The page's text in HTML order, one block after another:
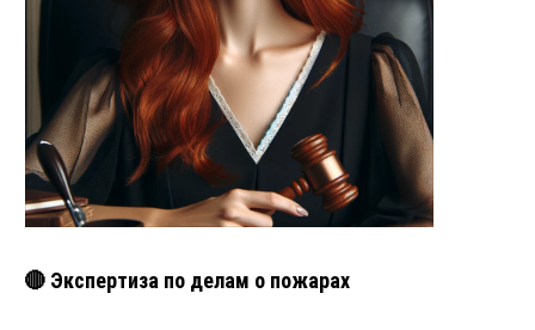
🔴 Экспертиза по делам о пожарах